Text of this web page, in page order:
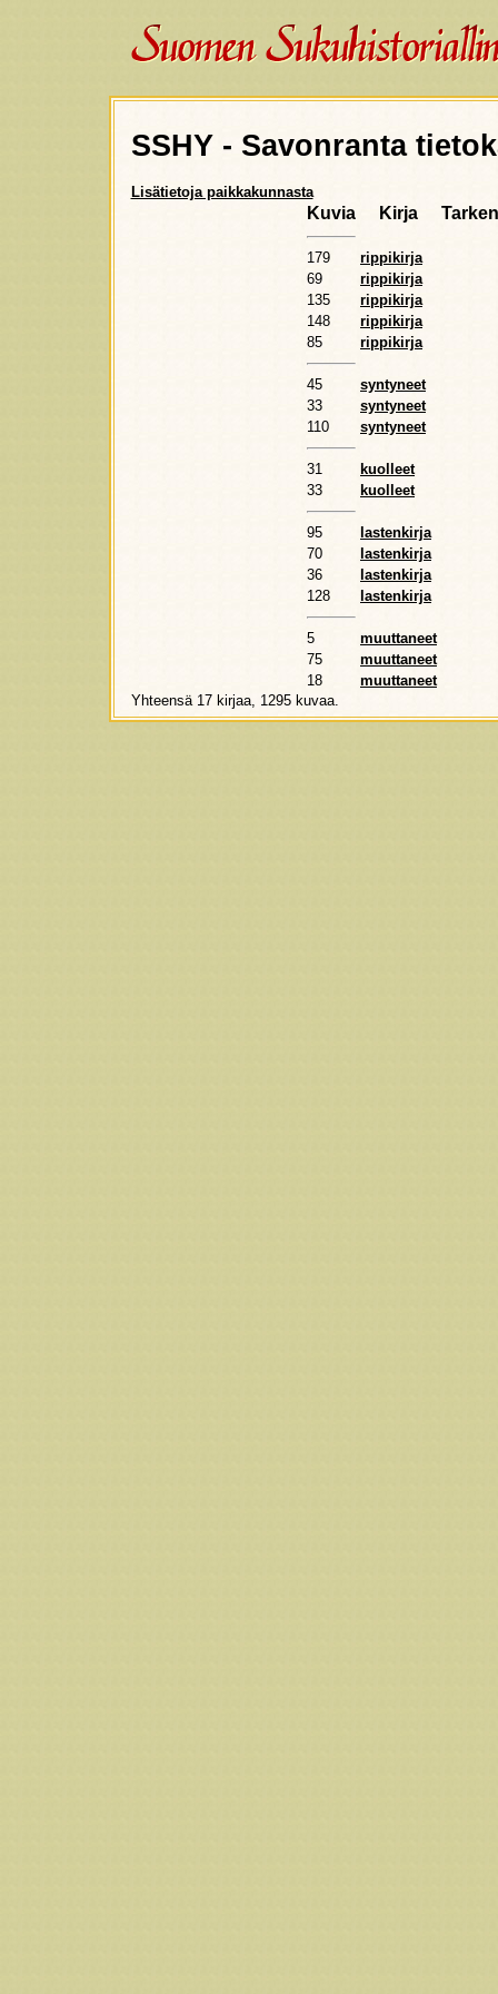
SSHY - Savonranta
Lisätietoja paikkakunnasta
Kuvia Kirja
179
rippikirja
69
rippikirja
135
rippikirja
148
rippikirja
85
rippikirja
45
syntyneet
33
syntyneet
110
syntyneet
31
kuolleet
33
kuolleet
95
lastenkirja
70
lastenkirja
36
lastenkirja
128
lastenkirja
5
muuttaneet
75
muuttaneet
18
muuttaneet
Yhteensä 17 kirjaa, 1295 kuvaa.